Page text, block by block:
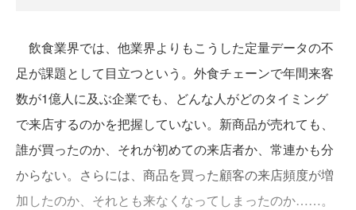
飲食業界では、他業界よりもこうした定量データの不
足が課題として目立つという。外食チェーンで年間来客
数が1億人に及ぶ企業でも、どんな人がどのタイミング
で来店するのかを把握していない。新商品が売れても、
誰が買ったのか、それが初めての来店者か、常連かも分
からない。さらには、商品を買った顧客の来店頻度が増
加したのか、それとも来なくなってしまったのか……。